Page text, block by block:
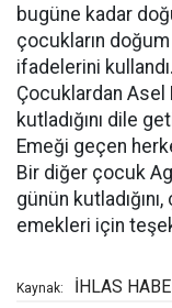
bugüne kadar
çocukların
ifadelerini kullandı.
Çocuklardan Asel
kutladığını dile
Emeği geçen
Bir diğer çocuk
günün
emekleri için
Kaynak: İHLAS